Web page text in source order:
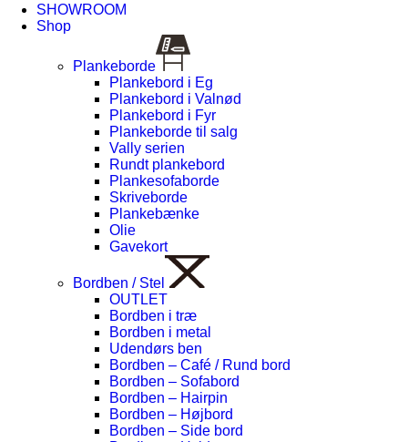
SHOWROOM
Shop
Plankeborde
Plankebord i Eg
Plankebord i Valnød
Plankebord i Fyr
Plankeborde til salg
Vally serien
Rundt plankebord
Plankesofaborde
Skriveborde
Plankebænke
Olie
Gavekort
Bordben / Stel
OUTLET
Bordben i træ
Bordben i metal
Udendørs ben
Bordben – Café / Rund bord
Bordben – Sofabord
Bordben – Hairpin
Bordben – Højbord
Bordben – Side bord